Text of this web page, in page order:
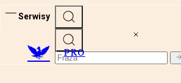
Serwisy
PRO